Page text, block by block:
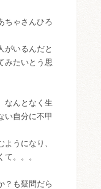
ちゃさんひろ
がいるんだと
みたいとう思
なんとなく生
い自分に不甲
うになり、
。。。
？も疑問だら